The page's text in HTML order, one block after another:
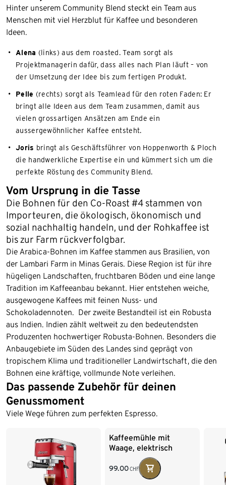
Hinter unserem Community Blend steckt ein Team aus
Menschen mit viel Herzblut für Kaffee und besonderen
Ideen.
Alena (links) aus dem roasted. Team sorgt als
Projektmanagerin dafür, dass alles nach Plan läuft – von
der Umsetzung der Idee bis zum fertigen Produkt.
Pelle (rechts) sorgt als Teamlead für den roten Faden: Er
bringt alle Ideen aus dem Team zusammen, damit aus
vielen grossartigen Ansätzen am Ende ein
aussergewöhnlicher Kaffee entsteht.
Joris bringt als Geschäftsführer von Hoppenworth & Ploch
die handwerkliche Expertise ein und kümmert sich um die
perfekte Röstung des Community Blend.
Vom Ursprung in die Tasse
Die Bohnen für den Co-Roast #4 stammen von
Importeuren, die ökologisch, ökonomisch und
sozial nachhaltig handeln, und der Rohkaffee ist
bis zur Farm rückverfolgbar.
Die Arabica-Bohnen im Kaffee stammen aus Brasilien, von
der Lambari Farm in Minas Gerais. Diese Region ist für ihre
hügeligen Landschaften, fruchtbaren Böden und eine lange
Tradition im Kaffeeanbau bekannt. Hier entstehen weiche,
ausgewogene Kaffees mit feinen Nuss- und
Schokoladennoten. Der zweite Bestandteil ist ein Robusta
aus Indien. Indien zählt weltweit zu den bedeutendsten
Produzenten hochwertiger Robusta-Bohnen. Besonders die
Anbaugebiete im Süden des Landes sind geprägt von
tropischem Klima und traditioneller Landwirtschaft, die den
Bohnen eine kräftige, vollmunde Note verleihen.
Das passende Zubehör für deinen
Genussmoment
Viele Wege führen zum perfekten Espresso.
Kaffeemühle mit
Waage, elektrisch
99.00CHF
Ende der Auflistung